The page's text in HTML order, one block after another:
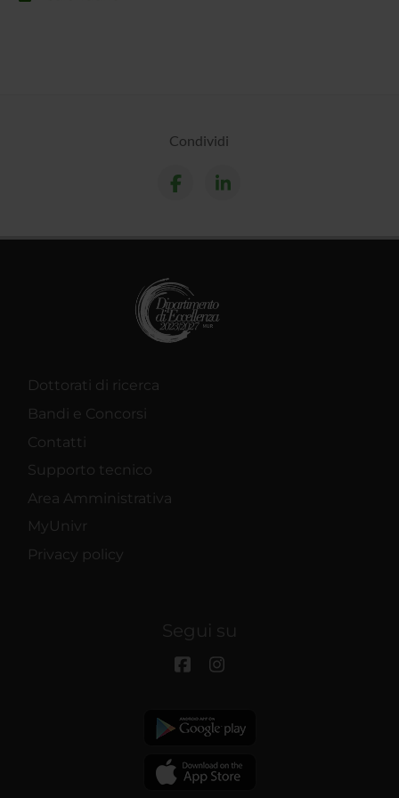
Condividi
Dottorati di ricerca
Bandi e Concorsi
Contatti
Supporto tecnico
Area Amministrativa
MyUnivr
Privacy policy
Segui su